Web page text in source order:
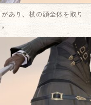
あり、杖の頭全体を取り